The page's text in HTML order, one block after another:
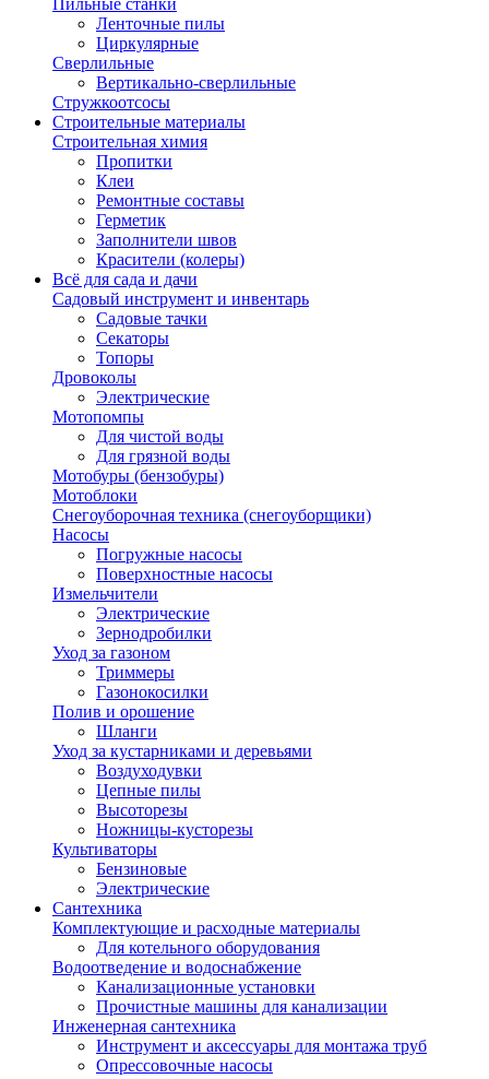
Пильные станки
Ленточные пилы
Циркулярные
Сверлильные
Вертикально-сверлильные
Стружкоотсосы
Строительные материалы
Строительная химия
Пропитки
Клеи
Ремонтные составы
Герметик
Заполнители швов
Красители (колеры)
Всё для сада и дачи
Садовый инструмент и инвентарь
Садовые тачки
Секаторы
Топоры
Дровоколы
Электрические
Мотопомпы
Для чистой воды
Для грязной воды
Мотобуры (бензобуры)
Мотоблоки
Снегоуборочная техника (снегоуборщики)
Насосы
Погружные насосы
Поверхностные насосы
Измельчители
Электрические
Зернодробилки
Уход за газоном
Триммеры
Газонокосилки
Полив и орошение
Шланги
Уход за кустарниками и деревьями
Воздуходувки
Цепные пилы
Высоторезы
Ножницы-кусторезы
Культиваторы
Бензиновые
Электрические
Сантехника
Комплектующие и расходные материалы
Для котельного оборудования
Водоотведение и водоснабжение
Канализационные установки
Прочистные машины для канализации
Инженерная сантехника
Инструмент и аксессуары для монтажа труб
Опрессовочные насосы